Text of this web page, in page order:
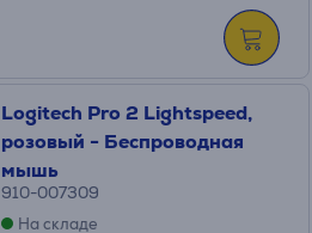
Logitech Pro 2 Lightspeed,
розовый - Беспроводная
мышь
910-007309
На складе